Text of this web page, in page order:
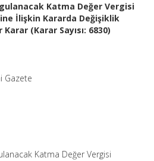
Katma Değer Vergisi
İlişkin Kararda Değişiklik
Karar (Karar Sayısı: 6830)
Gazete
Katma Değer Vergisi